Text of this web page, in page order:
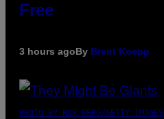
Free
3 hours agoBy Brent Koepp
PHOTO BY BOB BERG/GETTY IMAGES